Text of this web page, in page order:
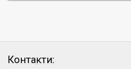
Контакти: